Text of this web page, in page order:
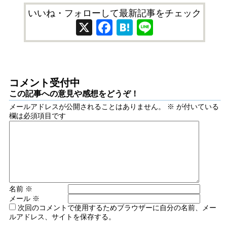
いいね・フォローして最新記事をチェック
X Facebook
Hatena
コメント受付中
この記事への意見や感想をどうぞ！
メールアドレスが公開されることはありません。 ※ が付いている
欄は必須項目です
名前 ※
メール ※
次回のコメントで使用するためブラウザーに自分の名前、メー
ルアドレス、サイトを保存する。